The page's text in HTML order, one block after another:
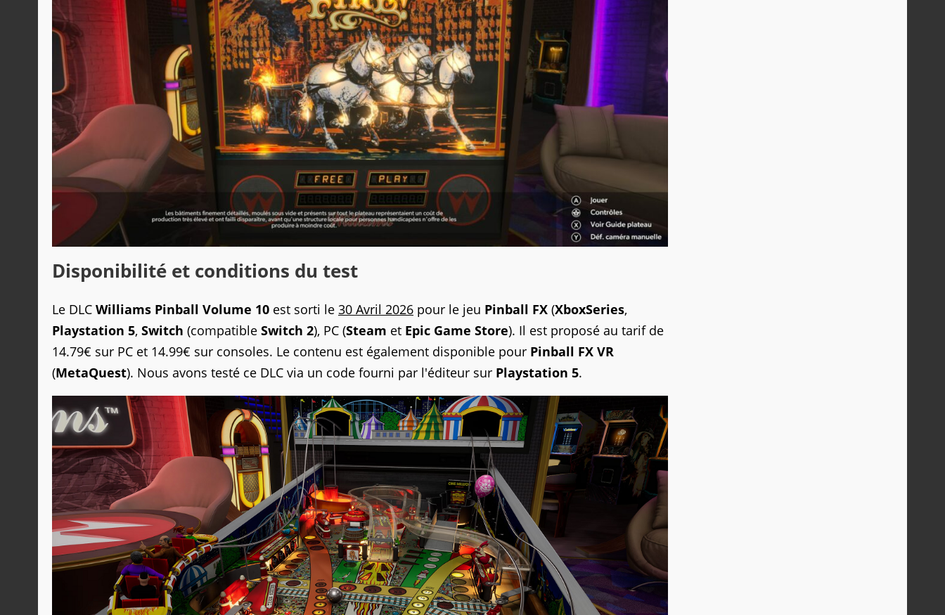
Disponibilité et conditions du test
Le DLC Williams Pinball Volume 10 est sorti le 30 Avril 2026 pour le jeu Pinball FX (XboxSeries,
Playstation 5, Switch (compatible Switch 2), PC (Steam et Epic Game Store). Il est proposé au tarif de
14.79€ sur PC et 14.99€ sur consoles. Le contenu est également disponible pour Pinball FX VR
(MetaQuest). Nous avons testé ce DLC via un code fourni par l'éditeur sur Playstation 5.